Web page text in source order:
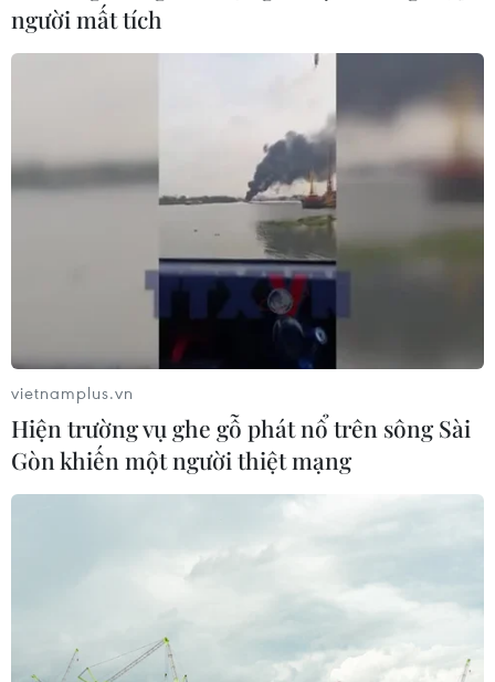
người mất tích
vietnamplus.vn
Hiện trường vụ ghe gỗ phát nổ trên sông Sài
Gòn khiến một người thiệt mạng